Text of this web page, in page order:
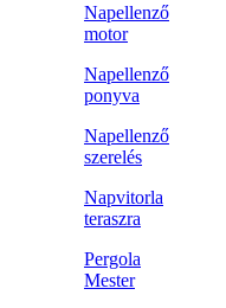
Napellenző
motor
Napellenző
ponyva
Napellenző
szerelés
Napvitorla
teraszra
Pergola
Mester